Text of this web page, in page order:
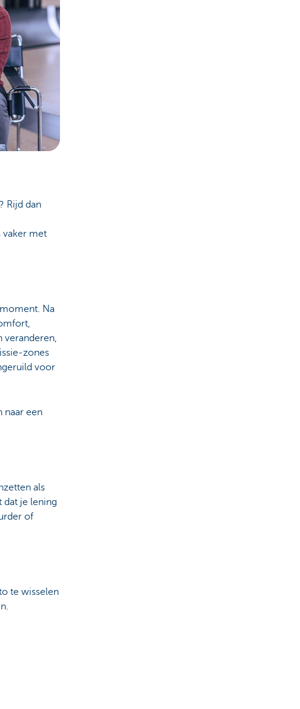
Rijd dan
vaker met
Na
zones
voor
naar een
als
dat je lening
of
te wisselen